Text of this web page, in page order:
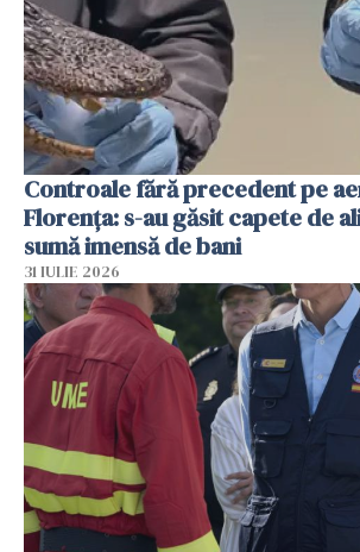
Controale fără precedent pe
Florența: s-au găsit capete de
sumă imensă de bani
31 IULIE 2026